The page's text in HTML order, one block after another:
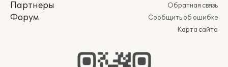
Партнеры
Форум
Обратная связь
Сообщить об ошибке
Карта сайта